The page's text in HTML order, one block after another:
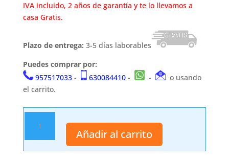
IVA incluido, 2 años de garantía y te lo llevamos a
casa Gratis.
Plazo de entrega: 3-5 días laborables
Puedes comprar por:
957517033- 630084410- -
o usando
el carrito.
1140L
DENIX
cantidad
Añadir al carrito